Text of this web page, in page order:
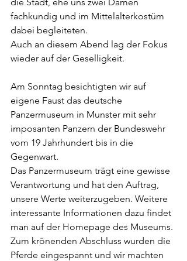
fachkundig und im Mittelalterkostüm
dabei begleiteten.
Auch an diesem Abend lag der Fokus
wieder auf der Geselligkeit.
Am Sonntag besichtigten wir auf
eigene Faust das deutsche
Panzermuseum in Munster mit sehr
imposanten Panzern der Bundeswehr
vom 19 Jahrhundert bis in die
Gegenwart.
Das Panzermuseum trägt eine gewisse
Verantwortung und hat den Auftrag,
unsere Werte weiterzugeben. Weitere
interessante Informationen dazu findet
man auf der Homepage des Museums.
Zum krönenden Abschluss wurden die
Pferde eingespannt und wir machten